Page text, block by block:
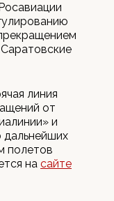
линия
от
и
дальнейших
полетов
на сайте